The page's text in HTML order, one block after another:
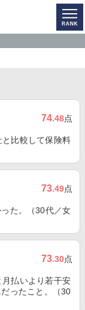
74.48点
比較して保険料
73.49点
た。（30代／女
73.30点
払いより若干安
ったこと。（30